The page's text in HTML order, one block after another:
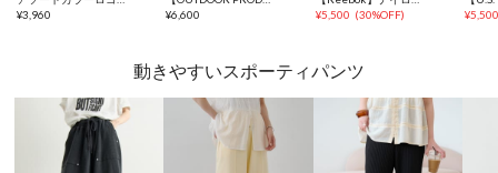
¥3,960
¥6,600
¥5,500 (30%OFF) ¥
動きやすいスポーティパンツ